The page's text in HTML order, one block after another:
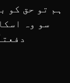
ہم تو حق کو
سو وہ